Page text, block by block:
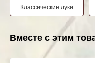
Классические луки
Вместе с этим